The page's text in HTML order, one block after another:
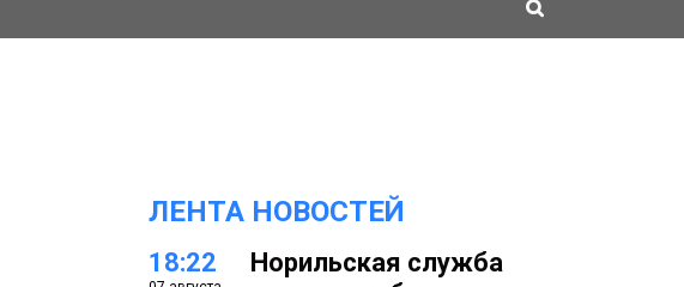
ЛЕНТА НОВОСТЕЙ
18:22
Норильская служба